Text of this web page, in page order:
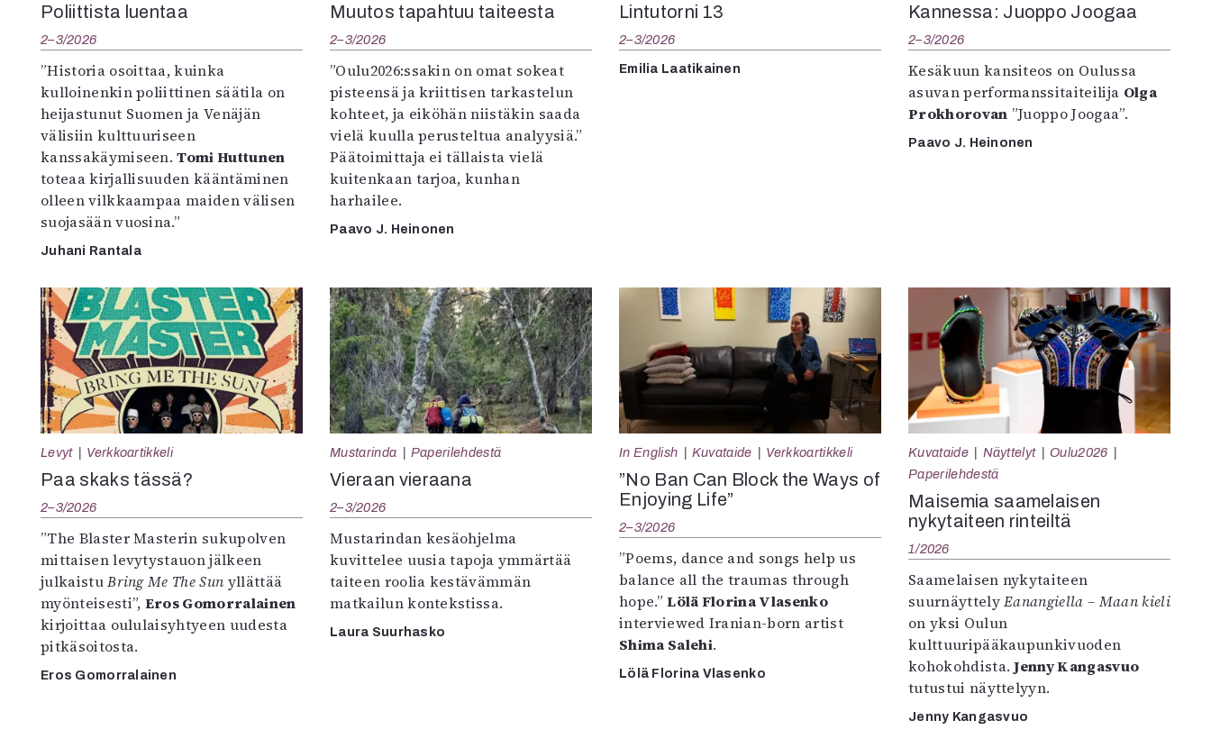
Poliittista luentaa
2–3/2026
”Historia osoittaa, kuinka
kulloinenkin poliittinen säätila on
heijastunut Suomen ja Venäjän
välisiin kulttuuriseen
kanssakäymiseen.Tomi Huttunen
toteaa kirjallisuuden kääntäminen
olleen vilkkaampaa maiden välisen
suojasään vuosina.”
Juhani Rantala
Muutos tapahtuu taiteesta
2–3/2026
”Oulu2026:ssakin on omat sokeat
pisteensä ja kriittisen tarkastelun
kohteet, ja eiköhän niistäkin saada
vielä kuulla perusteltua analyysiä.”
Päätoimittaja ei tällaista vielä
kuitenkaan tarjoa, kunhan
harhailee.
Paavo J. Heinonen
Lintutorni 13
2–3/2026
Emilia Laatikainen
Kannessa: Juoppo Joogaa
2–3/2026
Kesäkuun kansiteos on Oulussa
asuvan performanssitaiteilija Olga
Prokhorovan ”Juoppo Joogaa”.
Paavo J. Heinonen
Levyt Verkkoartikkeli
Paa skaks tässä?
2–3/2026
”The Blaster Masterin sukupolven
mittaisen levytystauon jälkeen
julkaistuBring Me The Sun yllättää
myönteisesti”, Eros Gomorralainen
kirjoittaa oululaisyhtyeen uudesta
pitkäsoitosta.
Eros Gomorralainen
Mustarinda Paperilehdestä
Vieraan vieraana
2–3/2026
Mustarindan kesäohjelma
kuvittelee uusia tapoja ymmärtää
taiteen roolia kestävämmän
matkailun kontekstissa.
Laura Suurhasko
In English Kuvataide Verkkoartikkeli
”No Ban Can Block the Ways of
Enjoying Life”
2–3/2026
”Poems, dance and songs help us
balance all the traumas through
hope.”Lölä Florina Vlasenko
interviewed Iranian-born artist
Shima Salehi.
Lölä Florina Vlasenko
Kuvataide Näyttelyt
Oulu2026
Paperilehdestä
Maisemia saamelaisen
nykytaiteen rinteiltä
1/2026
Saamelaisen nykytaiteen
suurnäyttelyEanangiella – Maan kieli
on yksi Oulun
kulttuuripääkaupunkivuoden
kohokohdista.Jenny Kangasvuo
tutustui näyttelyyn.
Jenny Kangasvuo